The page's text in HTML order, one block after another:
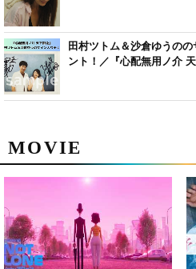
MOVIE
田村ツトム＆沙倉ゆうの
ント！／『心配無用ノ介 天